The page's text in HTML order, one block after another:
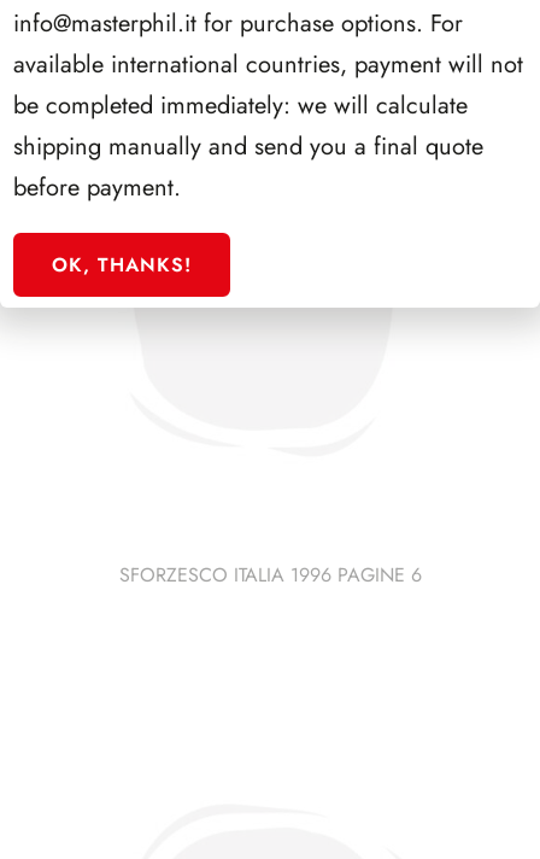
SFORZESCO ITALIA 1996 PAGINE 6
info@masterphil.it for purchase options. For
available international countries, payment will not
be completed immediately: we will calculate
shipping manually and send you a final quote
before payment.
OK, THANKS!